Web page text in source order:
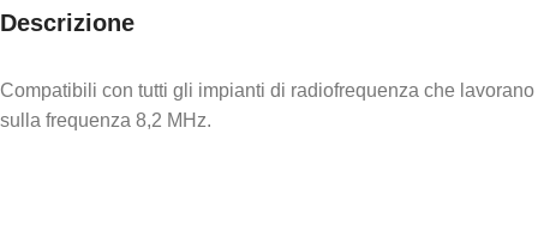
Descrizione
Compatibili con tutti gli impianti di radiofrequenza che lavorano
sulla frequenza 8,2 MHz.